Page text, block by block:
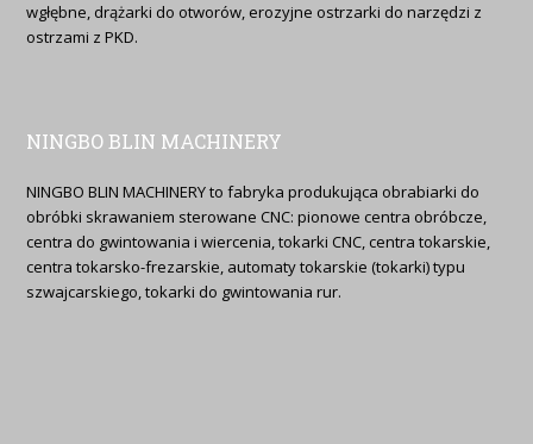
wgłębne, drążarki do otworów, erozyjne ostrzarki do narzędzi z
ostrzami z PKD.
NINGBO BLIN MACHINERY
NINGBO BLIN MACHINERY to fabryka produkująca obrabiarki do
obróbki skrawaniem sterowane CNC: pionowe centra obróbcze,
centra do gwintowania i wiercenia, tokarki CNC, centra tokarskie,
centra tokarsko-frezarskie, automaty tokarskie (tokarki) typu
szwajcarskiego, tokarki do gwintowania rur.